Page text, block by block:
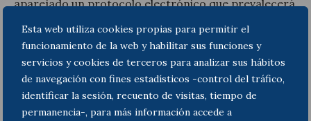
Esta web utiliza cookies propias para permitir el
funcionamiento de la web y habilitar sus funciones y
servicios y cookies de terceros para analizar sus hábitos
de navegación con fines estadísticos -control del tráfico,
identificar la sesión, recuento de visitas, tiempo de
permanencia-, para más información accede a
aparejado un protocolo electrónico que prevalecerá
y las matrices en papel. En consecuencia, las copias
que se soliciten de las escrituras se emitirán
teniendo como base el protocolo electrónico.
Inclusión de CSV (Código de Verificación
Seguro) en las escrituras